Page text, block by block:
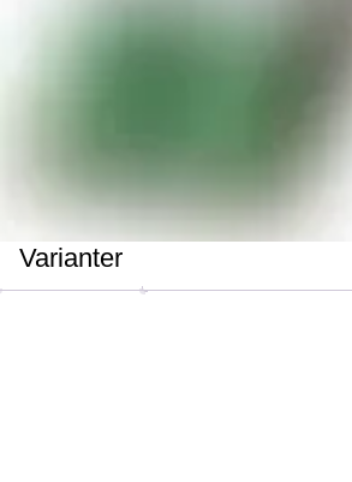
Varianter